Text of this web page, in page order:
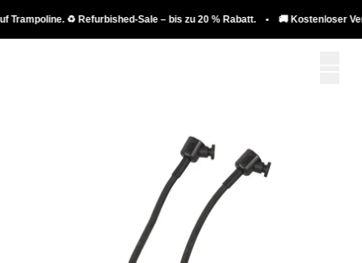
♻️ Refurbished-Sale – bis zu 20 % Rabatt. • 🚚 Kostenloser